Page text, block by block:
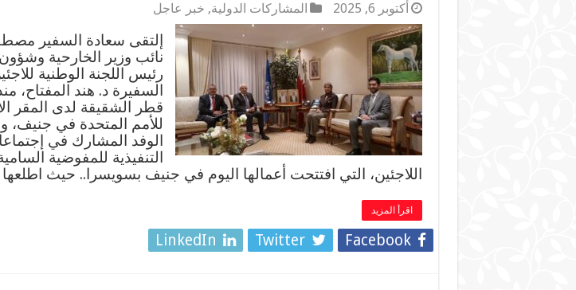
أكتوبر 6, 2025 المشاركات الدولية, خبر عاجل
إلتقى سعادة السفير
نائب وزير الخارحية وشؤون
رئيس اللجنة الوطنية
السفيرة د. هند المفتاح،
قطر الشقيقة لدى المقر
للأمم المتحدة في جنيف،
الوفد المشارك في
التنفيذية للمفوضية
اللاجئين، التي افتتحت أعمالها اليوم في جنيف بسويسرا.. حيث
اقرأ المزيد
Facebook
Twitter
LinkedIn